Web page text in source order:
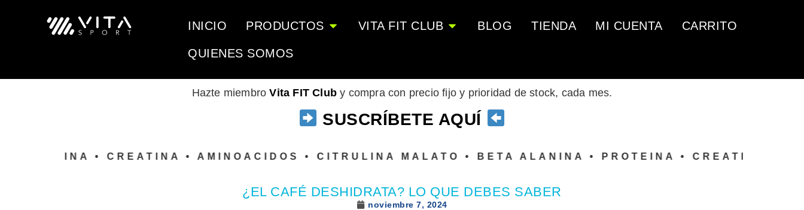
INICIO PRODUCTOS VITA FIT CLUB BLOG TIENDA MI CUENTA CARRITO
QUIENES SOMOS
Hazte miembroVita FIT Club y compra con precio fijo y prioridad de stock, cada mes.
SUSCRÍBETE AQUÍ
• CREATINA • AMINOACIDOS • CITRULINA MALATO • BETA ALANINA • PROTEINA • CREATINA •
¿EL CAFÉ DESHIDRATA? LO QUE DEBES SABER
noviembre 7, 2024